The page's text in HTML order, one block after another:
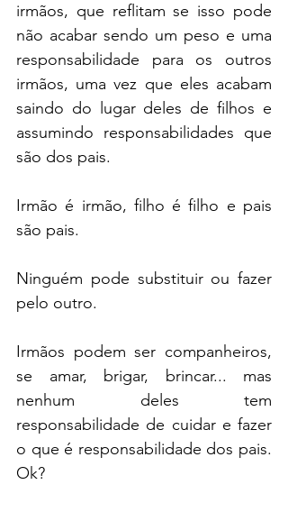
irmãos, que reflitam se isso pode
não acabar sendo um peso e uma
responsabilidade para os outros
irmãos, uma vez que eles acabam
saindo do lugar deles de filhos e
assumindo responsabilidades que
são dos pais.
Irmão é irmão, filho é filho e pais
são pais.
Ninguém pode substituir ou fazer
pelo outro.
Irmãos podem ser companheiros,
se amar, brigar, brincar... mas
nenhum deles tem
responsabilidade de cuidar e fazer
o que é responsabilidade dos pais.
Ok?